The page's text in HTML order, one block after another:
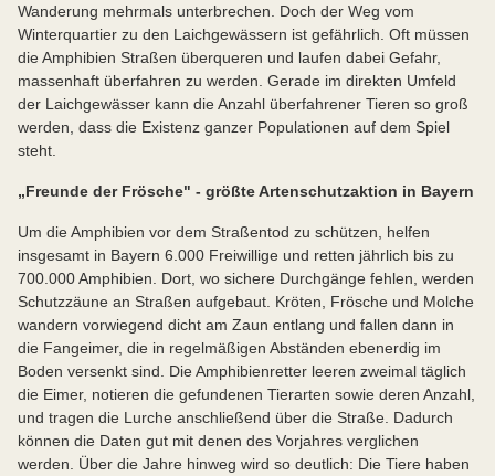
Wanderung mehrmals unterbrechen. Doch der Weg vom
Winterquartier zu den Laichgewässern ist gefährlich. Oft müssen
die Amphibien Straßen überqueren und laufen dabei Gefahr,
massenhaft überfahren zu werden. Gerade im direkten Umfeld
der Laichgewässer kann die Anzahl überfahrener Tieren so groß
werden, dass die Existenz ganzer Populationen auf dem Spiel
steht.
„Freunde der Frösche" - größte Artenschutzaktion in Bayern
Um die Amphibien vor dem Straßentod zu schützen, helfen
insgesamt in Bayern 6.000 Freiwillige und retten jährlich bis zu
700.000 Amphibien. Dort, wo sichere Durchgänge fehlen, werden
Schutzzäune an Straßen aufgebaut. Kröten, Frösche und Molche
wandern vorwiegend dicht am Zaun entlang und fallen dann in
die Fangeimer, die in regelmäßigen Abständen ebenerdig im
Boden versenkt sind. Die Amphibienretter leeren zweimal täglich
die Eimer, notieren die gefundenen Tierarten sowie deren Anzahl,
und tragen die Lurche anschließend über die Straße. Dadurch
können die Daten gut mit denen des Vorjahres verglichen
werden. Über die Jahre hinweg wird so deutlich: Die Tiere haben